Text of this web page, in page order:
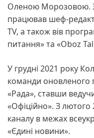
Оленою Морозовою. З
працював шеф-
TV, а також вів
питання» та «Oboz
У грудні 2021 року
команди оновленого
«Рада», ставши
«Офіційно». З лютого
каналу в межах
«Єдині новини».